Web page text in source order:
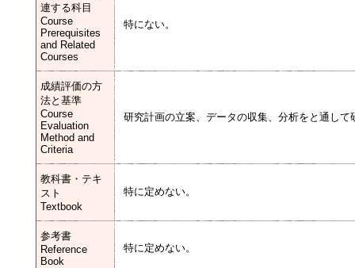
連する科目
Course
Prerequisites
and Related
Courses
特にない。
成績評価の方
法と基準
Course
Evaluation
Method and
Criteria
研究計画の立案、データの収集、分析をと通して
教科書・テキ
スト
Textbook
特に定めない。
参考書
Reference
Book
特に定めない。